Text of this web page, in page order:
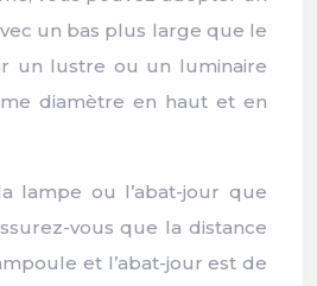
un bas plus large que le
un lustre ou un luminaire
diamètre en haut et en
lampe ou l’abat-jour que
vous que la distance
et l’abat-jour est de